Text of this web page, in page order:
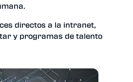
directos a la intranet,
y programas de talento